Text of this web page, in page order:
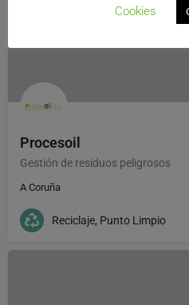
Procesoil
Gestión de residuos peligrosos
A Coruña
Reciclaje, Punto Limpio
Cookies